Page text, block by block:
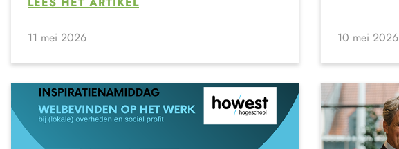
11 mei 2026 10 mei 2026